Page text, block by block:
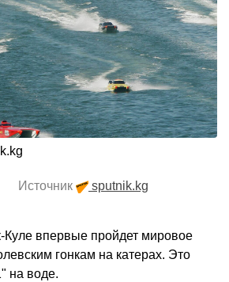
Источник
sputnik.kg
Куле впервые пройдет мировое
гонкам на катерах. Это
на воде.